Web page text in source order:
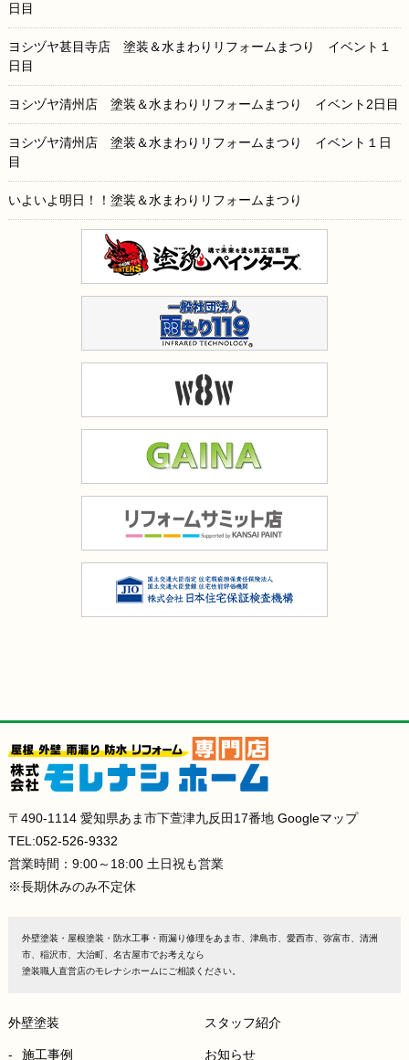
日目
ヨシヅヤ甚目寺店 塗装＆水まわりリフォームまつり イベント１
日目
ヨシヅヤ清州店 塗装＆水まわりリフォームまつり イベント2日目
ヨシヅヤ清州店 塗装＆水まわりリフォームまつり イベント１日
目
いよいよ明日！！塗装＆水まわりリフォームまつり
〒490-1114 愛知県あま市下萱津九反田17番地 Googleマップ
TEL:052-526-9332
営業時間：9:00～18:00 土日祝も営業
※長期休みのみ不定休
外壁塗装・屋根塗装・防水工事・雨漏り修理をあま市、津島市、愛西市、弥富市、清洲
市、稲沢市、大治町、名古屋市でお考えなら
塗装職人直営店のモレナシホームにご相談ください。
外壁塗装
施工事例
スタッフ紹介
お知らせ